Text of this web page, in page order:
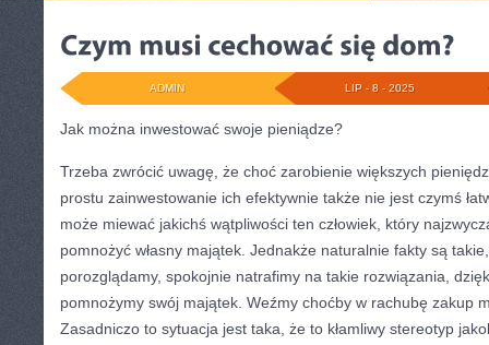
LIP - 8 - 2025
ADMIN
Jak można inwestować swoje pieniądze?
Trzeba zwrócić uwagę, że choć zarobienie większych
prostu zainwestowanie ich efektywnie także nie jest czymś
może miewać jakichś wątpliwości ten człowiek, który
pomnożyć własny majątek. Jednakże naturalnie fakty są
porozglądamy, spokojnie natrafimy na takie rozwiązania,
pomnożymy swój majątek. Weźmy choćby w rachubę zakup
Zasadniczo to sytuacja jest taka, że to kłamliwy stereotyp